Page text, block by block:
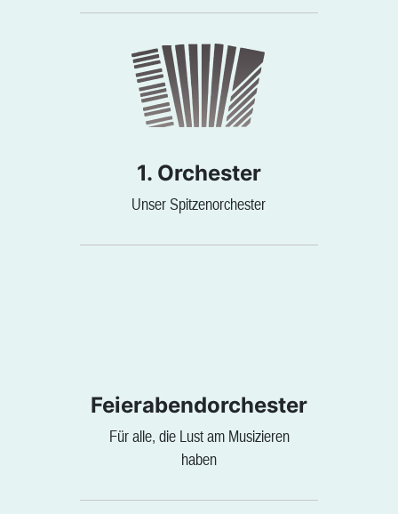
1. Orchester
Unser Spitzenorchester
Feierabendorchester
Für alle, die Lust am Musizieren
haben